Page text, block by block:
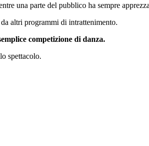
una parte del pubblico ha sempre
altri programmi di intrattenimento.
competizione di danza.
spettacolo.